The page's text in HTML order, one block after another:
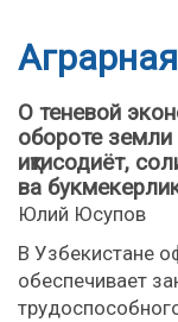
О теневой
обороте
иқтисодиёт,
ва
Юлий Юсупов
В Узбекистане
обеспечивает